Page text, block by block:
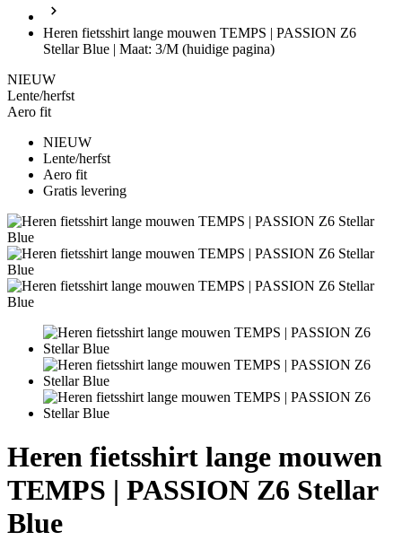
Heren fietsshirt lange mouwen TEMPS | PASSION Z6
Stellar Blue | Maat: 3/M (huidige pagina)
NIEUW
Lente/herfst
Aero fit
NIEUW
Lente/herfst
Aero fit
Gratis levering
Heren fietsshirt lange mouwen
TEMPS | PASSION Z6 Stellar
Blue